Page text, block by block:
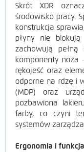
Skrót XDR
środowisko pracy.
konstrukcja
płyny nie
zachowują pełną
komponenty noża
rękojeść oraz
odporne na rdzę i
(MDP) oraz
pozbawiona
farby, co czyni
systemów
Ergonomia i